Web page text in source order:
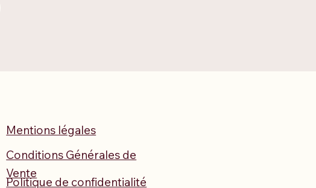
Mentions légales
Conditions Générales de
Vente
Politique de confidentialité